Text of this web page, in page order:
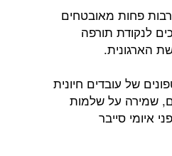
פחות מאובטחים
לנקודת תורפה
הארגונית.
של עובדים חיונית
שמירה על שלמות
איומי סייבר